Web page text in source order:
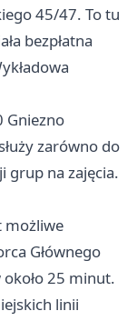
45/47. To tu
bezpłatna
Gniezno
zarówno do
grup na zajęcia.
możliwe
Głównego
25 minut.
linii